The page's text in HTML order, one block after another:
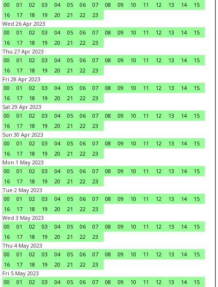
00
01 02 03 04 05 06 07 08 09 10 11 12 13 14
15
16
17 18 19 20 21 22
23
Wed 26 Apr 2023
00
01 02 03 04 05 06 07 08 09 10 11 12 13 14
15
16
17 18 19 20 21 22
23
Thu 27 Apr 2023
00
01 02 03 04 05 06 07 08 09 10 11 12 13 14
15
16
17 18 19 20 21 22
23
Fri 28 Apr 2023
00
01 02 03 04 05 06 07 08 09 10 11 12 13 14
15
16
17 18 19 20 21 22
23
Sat 29 Apr 2023
00
01 02 03 04 05 06 07 08 09 10 11 12 13 14
15
16
17 18 19 20 21 22
23
Sun 30 Apr 2023
00
01 02 03 04 05 06 07 08 09 10 11 12 13 14
15
16
17 18 19 20 21 22
23
Mon 1 May 2023
00
01 02 03 04 05 06 07 08 09 10 11 12 13 14
15
16
17 18 19 20 21 22
23
Tue 2 May 2023
00
01 02 03 04 05 06 07 08 09 10 11 12 13 14
15
16
17 18 19 20 21 22
23
Wed 3 May 2023
00
01 02 03 04 05 06 07 08 09 10 11 12 13 14
15
16
17 18 19 20 21 22
23
Thu 4 May 2023
00
01 02 03 04 05 06 07 08 09 10 11 12 13 14
15
16
17 18 19 20 21 22
23
Fri 5 May 2023
00
01 02 03 04 05 06 07 08 09 10 11 12 13 14
15